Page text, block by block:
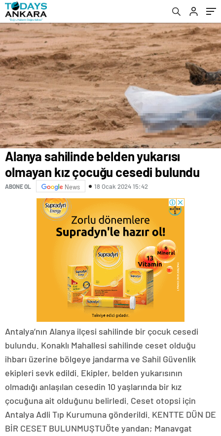
Alanya sahilinde belden yukarısı
olmayan kız çocuğu cesedi bulundu
ABONE OL News 18 Ocak 2024 15:42
Antalya’nın Alanya ilçesi sahilinde bir çocuk cesedi
bulundu. Konaklı Mahallesi sahilinde ceset olduğu
ihbarı üzerine bölgeye jandarma ve Sahil Güvenlik
ekipleri sevk edildi. Ekipler, belden yukarısının
olmadığı anlaşılan cesedin 10 yaşlarında bir kız
çocuğuna ait olduğunu belirledi. Ceset otopsi için
Antalya Adli Tıp Kurumuna gönderildi. KENTTE DÜN DE
BİR CESET BULUNMUŞTUÖte yandan; Manavgat
kamerada